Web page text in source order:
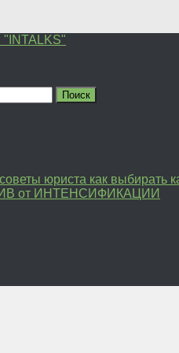
юриста как выбирать
от ИНТЕНСИФИКАЦИИ